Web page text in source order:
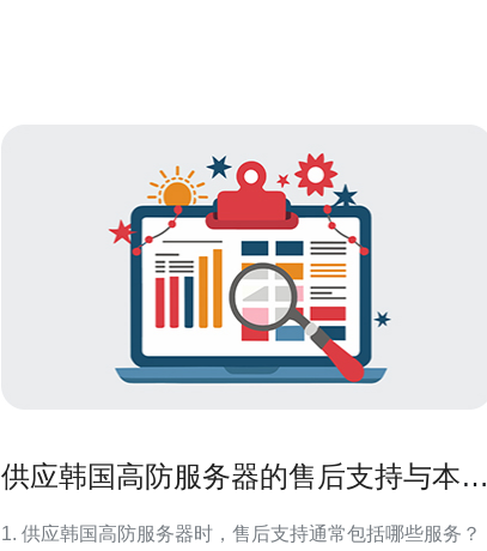
供应韩国高防服务器的售后支持与本地
1. 供应韩国高防服务器时，售后支持通常包括哪些服务？